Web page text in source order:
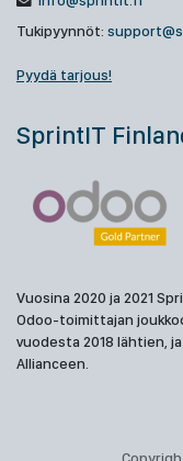
Tukipyynnöt:
Pyydä tarjous!
SprintIT
Vuosina 2020 ja 2021
Odoo-toimittajan
vuodesta 2018 lähtien,
Allianceen.